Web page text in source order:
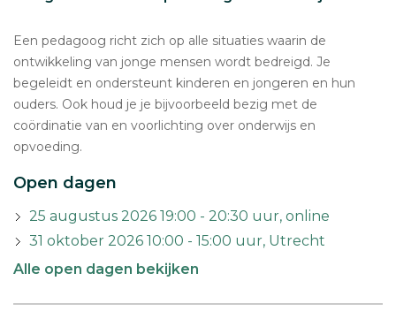
Een pedagoog richt zich op alle situaties waarin de
ontwikkeling van jonge mensen wordt bedreigd. Je
begeleidt en ondersteunt kinderen en jongeren en hun
ouders. Ook houd je je bijvoorbeeld bezig met de
coördinatie van en voorlichting over onderwijs en
opvoeding.
Open dagen
25 augustus 2026 19:00 - 20:30 uur, online
31 oktober 2026 10:00 - 15:00 uur, Utrecht
Alle open dagen bekijken